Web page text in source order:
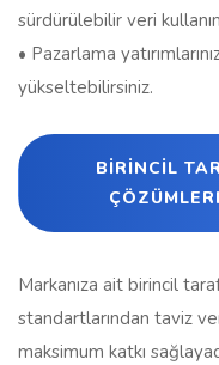
sürdürülebilir veri
• Pazarlama
yükseltebilirsiniz.
BİRİNCİL
Markanıza ait birincil
standartlarından taviz
maksimum katkı